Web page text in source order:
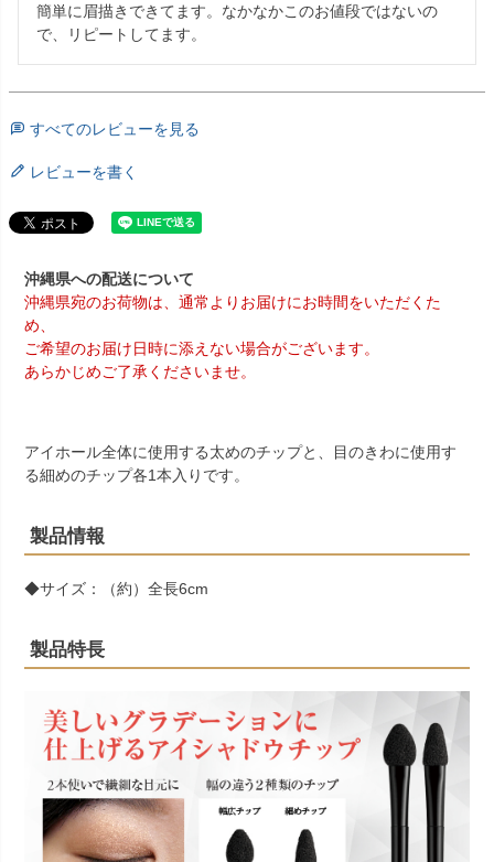
簡単に眉描きできてます。なかなかこのお値段ではないの
で、リピートしてます。
すべてのレビューを見る
レビューを書く
沖縄県への配送について
沖縄県宛のお荷物は、通常よりお届けにお時間をいただくた
め、
ご希望のお届け日時に添えない場合がございます。
あらかじめご了承くださいませ。
アイホール全体に使用する太めのチップと、目のきわに使用す
る細めのチップ各1本入りです。
製品情報
◆サイズ：（約）全長6cm
製品特長